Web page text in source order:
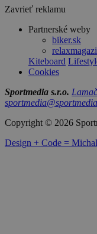
Zavrieť reklamu
Partnerské weby
biker.sk
Kiteboard
Cookies
Sportmedia s.r.o.
Copyright © 2026
Design + Code =